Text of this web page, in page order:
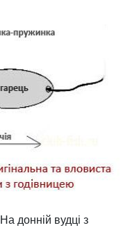
донній вудці з